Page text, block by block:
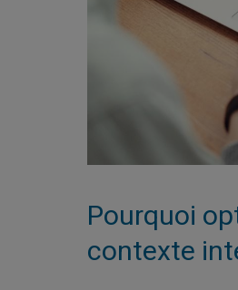
Pourquoi
contexte